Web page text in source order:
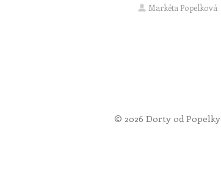
Markéta Popelková
© 2026 Dorty od Popelky